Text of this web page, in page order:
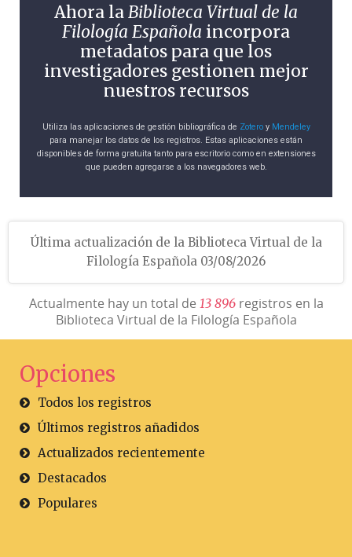
Ahora laBiblioteca Virtual de la
Filología Española incorpora
metadatos para que los
investigadores gestionen mejor
nuestros recursos
Utiliza las aplicaciones de gestión bibliográfica de Zoteroy Mendeley
para manejar los datos de los registros. Estas aplicaciones están
disponibles de forma gratuita tanto para escritorio como en extensiones
que pueden agregarse a los navegadores web.
Última actualización de la Biblioteca Virtual de la
Filología Española 03/08/2026
Actualmente hay un total de 13 896registros en la
Biblioteca Virtual de la Filología Española
Opciones
Todos los registros
Últimos registros añadidos
Actualizados recientemente
Destacados
Populares